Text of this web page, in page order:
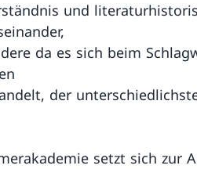
und
da es sich beim
der
setzt sich zur